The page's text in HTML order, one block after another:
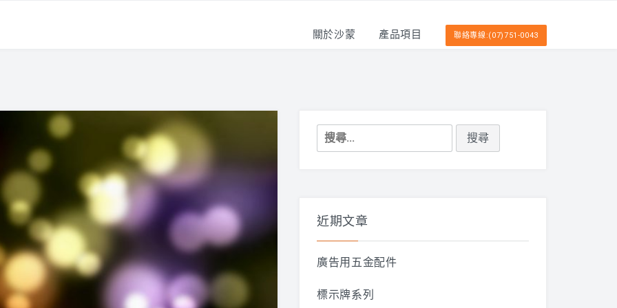
關於沙蒙 產品項目 聯絡專線:(07)751-0043
搜
尋
近期文章
廣告用五金配件
標示牌系列